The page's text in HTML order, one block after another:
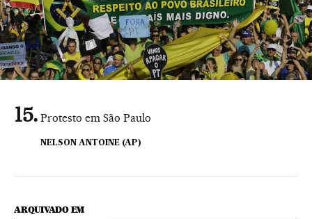
Protesto em São Paulo
NELSON ANTOINE (AP)
ARQUIVADO EM